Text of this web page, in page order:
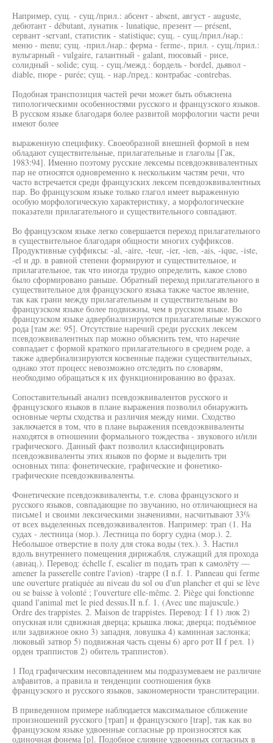
Например, сущ. - сущ./прил.: абсент - absent, август - auguste,
дебютант - débutant, лунатик - lunatique, презент — présent,
сервант -servant, статистик - statistique; сущ. - сущ./прил./нар.:
меню - menu; сущ. -прил./нар.: ферма - ferme-, прил. - сущ./прил.:
вульгарный - vulgaire, галантный - galant, пюсовый - рисе,
солидный - solide; сущ. - сущ./межд.: бордель - bordel, дьявол -
diable, пюре - purée; сущ. - нар./пред.: контрабас -contrebas.
Подобная транспозиция частей речи может быть объяснена
типологическими особенностями русского и французского языков.
В русском языке благодаря более развитой морфологии части речи
имеют более
выраженную специфику. Своеобразной внешней формой в нем
обладают существительные, прилагательные и глаголы [Гак,
1983:94]. Именно поэтому русские лексемы псевдоэквивалентных
пар не относятся одновременно к нескольким частям речи, что
часто встречается среди французских лексем псевдоэквивалентных
пар. Во французском языке только глагол имеет выраженную
особую морфологическую характеристику, а морфологические
показатели прилагательного и существительного совпадают.
Во французском языке легко совершается переход прилагательного
в существительное благодаря общности многих суффиксов.
Продуктивные суффиксы: -al, -aire, -teur, -ier, -ien, -ais, -ique, -iste,
-el и др. в равной степени формируют и существительное, и
прилагательное, так что иногда трудно определить, какое слово
было сформировано раньше. Обратный переход прилагательного в
существительное для французского языка также частое явление,
так как грани между прилагательным и существительным во
французском языке более подвижны, чем в русском языке. Во
французском языке адвербиализируются прилагательные мужского
рода [там же: 95]. Отсутствие наречий среди русских лексем
псевдоэквивалентных пар можно объяснить тем, что наречие
совпадает с формой краткого прилагательного в среднем роде, а
также адвербиализируются косвенные падежи существительных,
однако этот процесс невозможно отследить по словарям,
необходимо обращаться к их функционированию во фразах.
Сопоставительный анализ псевдоэквивалентов русского и
французского языков в плане выражения позволил обнаружить
основные черты сходства и различия между ними. Сходство
заключается в том, что в плане выражения псевдоэквиваленты
находятся в отношении формального тождества - звукового и/или
графического. Данный факт позволил классифицировать
псевдоэквиваленты этих языков по форме и выделить три
основных типа: фонетические, графические и фонетико-
графические псевдоэквиваленты.
Фонетические псевдоэквиваленты, т.е. слова французского и
русского языков, совпадающие по звучанию, но отличающиеся на
письме1 и своими лексическими значениями, насчитывают 33%
от всех выделенных псевдоэквивалентов. Например: трап (1. На
судах - лестница (мор.). Лестница по боргу судна (мор.). 2.
Небольшое отверстие в полу для стока воды (тех.). 3. Настил
вдоль внутреннего помещения дирижабля, служащий для прохода
(авиац.). Перевод: échelle f, escalier m подать трап к самолёту —
amener la passerelle contre l'avion) -trappe (I n.f. 1. Panneau qui ferme
une ouverture pratiquée au niveau du sol ou d'un plancher et qui se lève
ou se baisse à volonté ; l'ouverture elle-même. 2. Piège qui fonctionne
quand l'animal met le pied dessus.II n.f. 1. (Avec une majuscule.)
Ordre des trappistes. 2. Maison de trappistes. Перевод: I f 1) люк 2)
опускная или сдвижная дверца; крышка люка; дверца; подъёмное
или задвижное окно 3) западня, ловушка 4) каминная заслонка;
люковый затвор 5) подвижная часть сцены 6) арго рот II f рел. 1)
орден траппистов 2) обитель траппистов).
1 Под графическим несовпадением мы подразумеваем не различие
алфавитов, а правила и тенденции соотношения букв
французского и русского языков, закономерности транслитерации.
В приведенном примере наблюдается максимальное сближение
произношений русского [трап] и французского [trap], так как во
французском языке удвоенные согласные рр произносятся как
одиночная фонема [р]. Подобное слияние удвоенных согласных в